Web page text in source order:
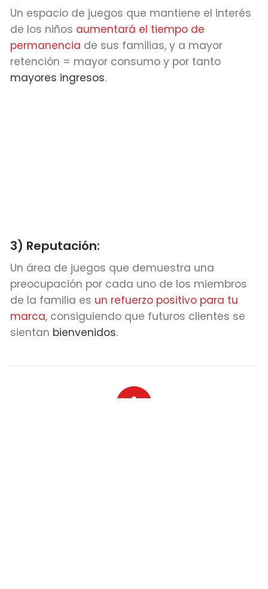
Un espacio de juegos que mantiene el interés
de los niños aumentará el tiempo de
permanencia de sus familias, y a mayor
retención = mayor consumo y por tanto
mayores ingresos.
3) Reputación:
Un área de juegos que demuestra una
preocupación por cada uno de los miembros
de la familia es un refuerzo positivo para tu
marca, consiguiendo que futuros clientes se
sientan bienvenidos.